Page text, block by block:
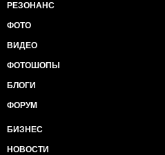
РЕЗОНАНС
ФОТО
ВИДЕО
ФОТОШОПЫ
БЛОГИ
ФОРУМ
БИЗНЕС
НОВОСТИ